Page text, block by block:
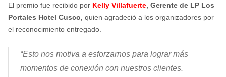
El premio fue recibido por Kelly Villafuerte, Gerente de LP Los
Portales Hotel Cusco, quien agradeció a los organizadores por
el reconocimiento entregado.
“Esto nos motiva a esforzarnos para lograr más
momentos de conexión con nuestros clientes.